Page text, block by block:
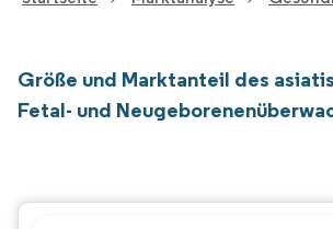
Größe und Marktanteil des
Fetal- und